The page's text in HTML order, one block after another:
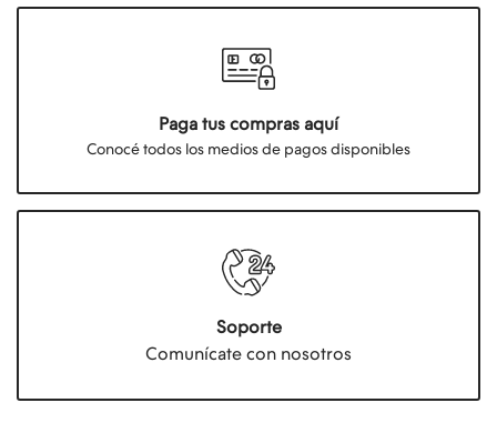
Paga tus compras aquí
Conocé todos los medios de pagos disponibles
Soporte
Comunícate con nosotros